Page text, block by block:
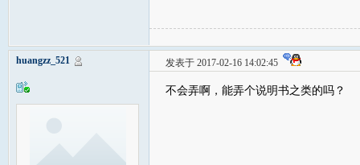
huangzz_521 发表于 2017-02-16 14:02:45
不会弄啊，能弄个说明书之类的吗？